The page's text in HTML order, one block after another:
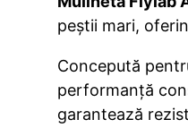
peștii mari,
Concepută
performanță
garantează